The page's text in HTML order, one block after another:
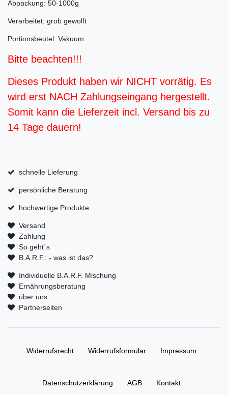
Abpackung: 50-1000g
Verarbeitet: grob gewolft
Portionsbeutel: Vakuum
Bitte beachten!!!
Dieses Produkt haben wir NICHT vorrätig. Es
wird erst NACH Zahlungseingang hergestellt.
Somit kann die Lieferzeit incl. Versand bis zu
14 Tage dauern!
schnelle Lieferung
persönliche Beratung
hochwertige Produkte
Versand
Zahlung
So geht´s
B.A.R.F.: - was ist das?
Individuelle B.A.R.F. Mischung
Ernährungsberatung
über uns
Partnerseiten
Widerrufs­recht Widerrufs­formular Impressum
Daten­schutz­erklärung AGB Kontakt